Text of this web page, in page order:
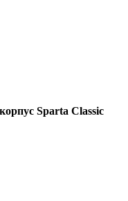
Sparta Classic